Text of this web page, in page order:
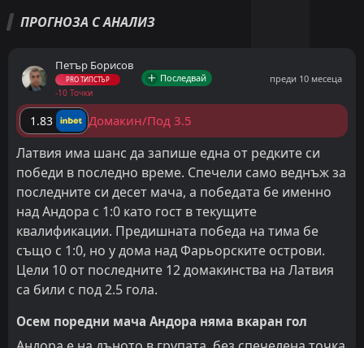
ПРОГНОЗА С АНАЛИЗ
Петър Борисов
PRO ТИПСТЪР
-10 Точки
Последвай преди 10 месеца
1.83 Домакин/Под 3.5
Латвия има шанс да запише една от редките си
победи в последно време. Спечели само веднъж за
последните си десет мача, а победата бе именно
над Андора с 1:0 като гост в текущите
квалификации. Предишната победа на тима бе
също с 1:0, но у дома над Фарьорските острови.
Цели 10 от последните 12 домакинства на Латвия
са били с под 2.5 гола.
Осем поредни мача Андора няма вкаран гол